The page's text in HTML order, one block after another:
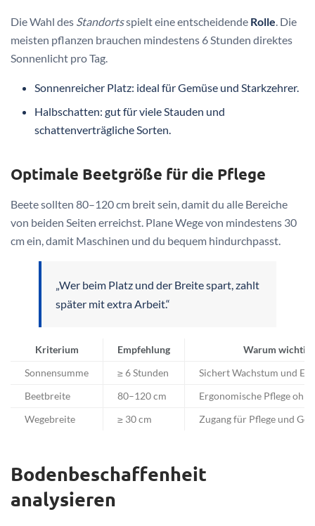
Die Wahl des Standortsspielt eine entscheidende Rolle. Die
meisten pflanzen brauchen mindestens 6 Stunden direktes
Sonnenlicht pro Tag.
Sonnenreicher Platz: ideal für Gemüse und Starkzehrer.
Halbschatten: gut für viele Stauden und
schattenverträgliche Sorten.
Optimale Beetgröße für die Pflege
Beete sollten 80–120 cm breit sein, damit du alle Bereiche
von beiden Seiten erreichst. Plane Wege von mindestens 30
cm ein, damit Maschinen und du bequem hindurchpasst.
„Wer beim Platz und der Breite spart, zahlt
später mit extra Arbeit.“
Kriterium Empfehlung Warum wichtig
Sonnensumme ≥ 6 Stunden Sichert Wachstum und
Beetbreite 80–120 cm Ergonomische Pflege
Wegebreite ≥ 30 cm Zugang für Pflege und
Bodenbeschaffenheit
analysieren